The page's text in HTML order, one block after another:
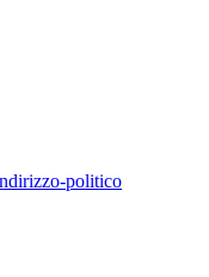
politico